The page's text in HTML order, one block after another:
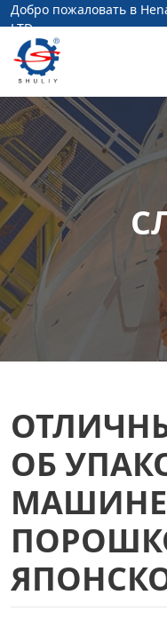
Добро пожаловать в
LTD
ОБ